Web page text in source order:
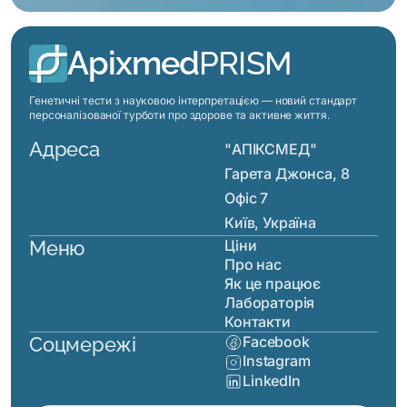
ApixmedPRISM
Генетичні тести з науковою інтерпретацією — новий стандарт
персоналізованої турботи про здорове та активне життя.
Адреса
"АПІКСМЕД"
Гарета Джонса, 8
Офіс 7
Київ, Україна
Меню
Ціни
Про нас
Як це працює
Лабораторія
Контакти
Соцмережі
Facebook
Instagram
LinkedIn